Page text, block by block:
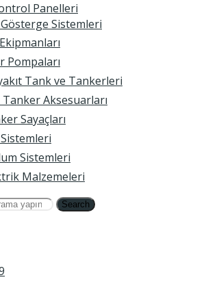
Panelleri
Sistemleri
Pompaları
Tank ve Tankerleri
Aksesuarları
Sayaçları
Sistemleri
Malzemeleri
Search